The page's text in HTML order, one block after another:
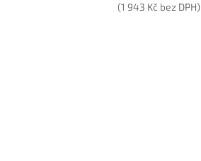
(1 943 Kč bez DPH)